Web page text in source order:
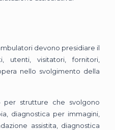
devono presidiare il
utenti, visitatori, fornitori,
nello svolgimento della
per strutture che svolgono
diagnostica per immagini,
assistita, diagnostica